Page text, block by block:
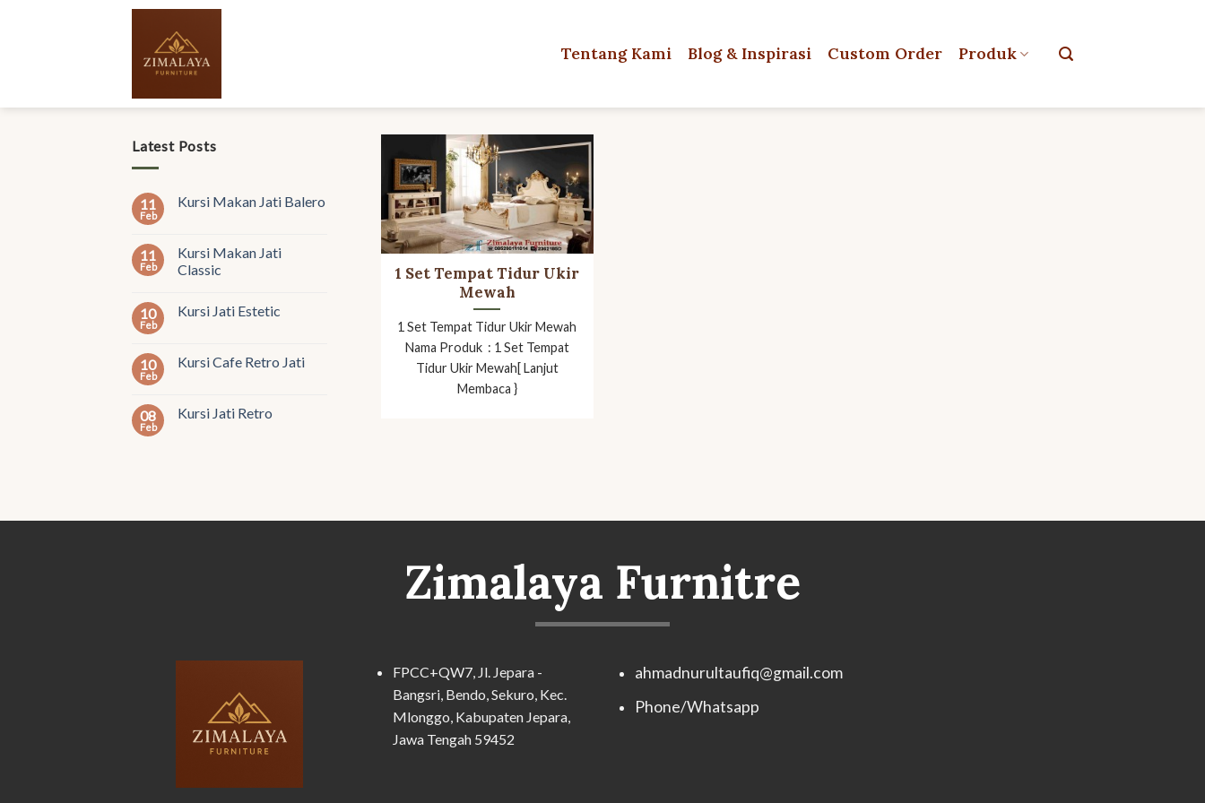
Tentang Kami Blog & Inspirasi Custom Order Produk
Latest Posts
11
Feb
Kursi Makan Jati Balero
11
Feb
Kursi Makan Jati
Classic
10
Feb
Kursi Jati Estetic
10
Feb
Kursi Cafe Retro Jati
08
Feb
Kursi Jati Retro
1 Set Tempat Tidur Ukir
Mewah
1 Set Tempat Tidur Ukir Mewah
Nama Produk : 1 Set Tempat
Tidur Ukir Mewah[ Lanjut
Membaca }
Zimalaya Furnitre
FPCC+QW7, Jl. Jepara -
Bangsri, Bendo, Sekuro, Kec.
Mlonggo, Kabupaten Jepara,
Jawa Tengah 59452
ahmadnurultaufiq@gmail.com
Phone/Whatsapp